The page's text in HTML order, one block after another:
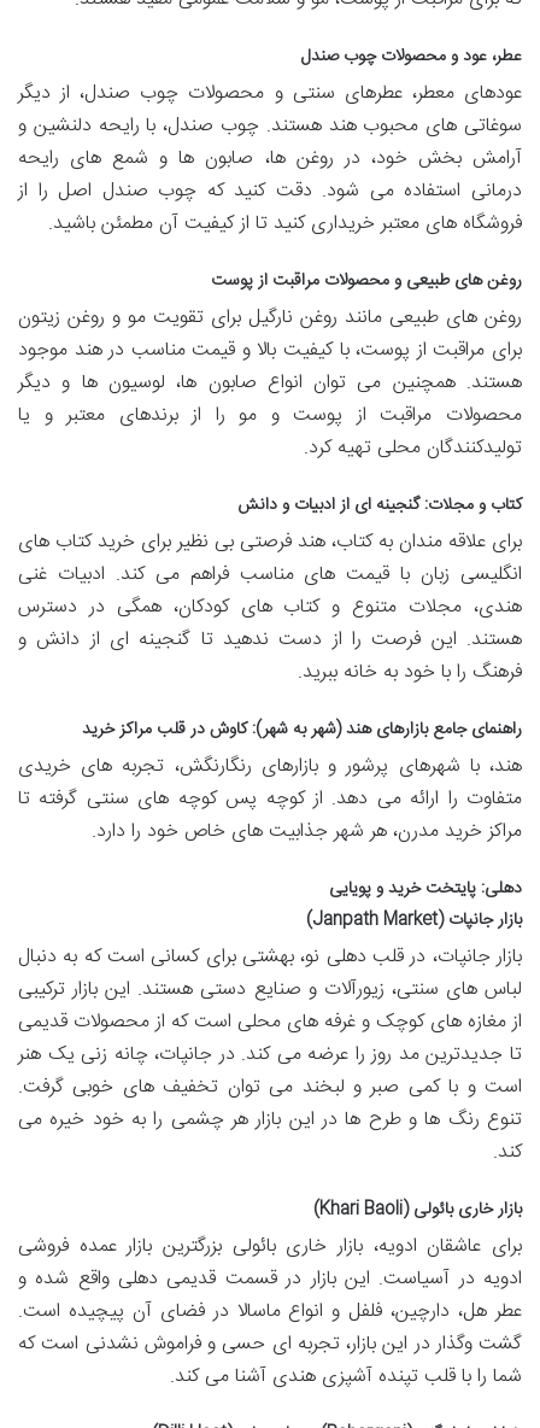
عطر، عود و محصولات چوب صندل
عودهای معطر، عطرهای سنتی و محصولات چوب صندل، از دیگر
سوغاتی های محبوب هند هستند. چوب صندل، با رایحه دلنشین و
آرامش بخش خود، در روغن ها، صابون ها و شمع های رایحه
درمانی استفاده می شود. دقت کنید که چوب صندل اصل را از
فروشگاه های معتبر خریداری کنید تا از کیفیت آن مطمئن باشید.
روغن های طبیعی و محصولات مراقبت از پوست
روغن های طبیعی مانند روغن نارگیل برای تقویت مو و روغن زیتون
برای مراقبت از پوست، با کیفیت بالا و قیمت مناسب در هند موجود
هستند. همچنین می توان انواع صابون ها، لوسیون ها و دیگر
محصولات مراقبت از پوست و مو را از برندهای معتبر و یا
تولیدکنندگان محلی تهیه کرد.
کتاب و مجلات: گنجینه ای از ادبیات و دانش
برای علاقه مندان به کتاب، هند فرصتی بی نظیر برای خرید کتاب های
انگلیسی زبان با قیمت های مناسب فراهم می کند. ادبیات غنی
هندی، مجلات متنوع و کتاب های کودکان، همگی در دسترس
هستند. این فرصت را از دست ندهید تا گنجینه ای از دانش و
فرهنگ را با خود به خانه ببرید.
راهنمای جامع بازارهای هند (شهر به شهر): کاوش در قلب مراکز خرید
هند، با شهرهای پرشور و بازارهای رنگارنگش، تجربه های خریدی
متفاوت را ارائه می دهد. از کوچه پس کوچه های سنتی گرفته تا
مراکز خرید مدرن، هر شهر جذابیت های خاص خود را دارد.
دهلی: پایتخت خرید و پویایی
بازار جانپات (Janpath Market)
بازار جانپات، در قلب دهلی نو، بهشتی برای کسانی است که به دنبال
لباس های سنتی، زیورآلات و صنایع دستی هستند. این بازار ترکیبی
از مغازه های کوچک و غرفه های محلی است که از محصولات قدیمی
تا جدیدترین مد روز را عرضه می کند. در جانپات، چانه زنی یک هنر
است و با کمی صبر و لبخند می توان تخفیف های خوبی گرفت.
تنوع رنگ ها و طرح ها در این بازار هر چشمی را به خود خیره می
کند.
بازار خاری بائولی (Khari Baoli)
برای عاشقان ادویه، بازار خاری بائولی بزرگترین بازار عمده فروشی
ادویه در آسیاست. این بازار در قسمت قدیمی دهلی واقع شده و
عطر هل، دارچین، فلفل و انواع ماسالا در فضای آن پیچیده است.
گشت وگذار در این بازار، تجربه ای حسی و فراموش نشدنی است که
شما را با قلب تپنده آشپزی هندی آشنا می کند.